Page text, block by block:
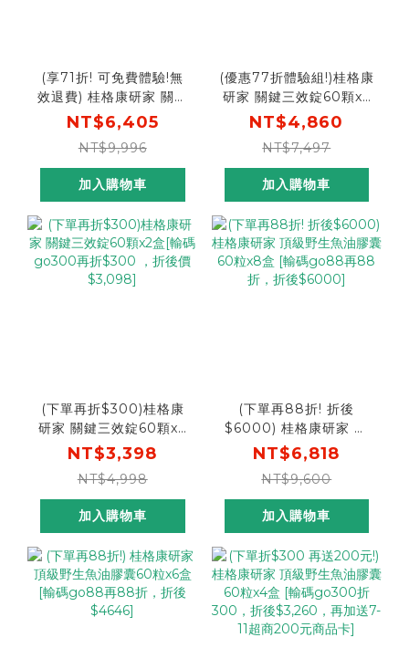
(享71折! 可免費體驗!無
效退費) 桂格康研家 關鍵
三效錠60顆x4盒 [輸碼
go88再88折， 折後
$5636，加送葉黃素飲12
瓶]本組可免費體驗60
錠-30天份,無效全額退費!
NT$6,405
NT$9,996
加入購物車
(優惠77折體驗組!)桂格康
研家 關鍵三效錠60顆x3
盒 [輸碼go300 再折
$300， 折後$4,560]
NT$4,860
NT$7,497
加入購物車
(下單再折$300)桂格康
研家 關鍵三效錠60顆x2
盒[輸碼go300再折
$300 ，折後價$3,098]
NT$3,398
NT$4,998
加入購物車
(下單再88折! 折後
$6000) 桂格康研家 頂
級野生魚油膠囊60粒x8
盒 [輸碼go88再88折，
折後$6000]
NT$6,818
NT$9,600
加入購物車